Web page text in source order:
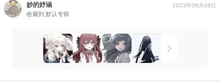
妙的妤涵
收藏到 默认专辑
2023年09月08日